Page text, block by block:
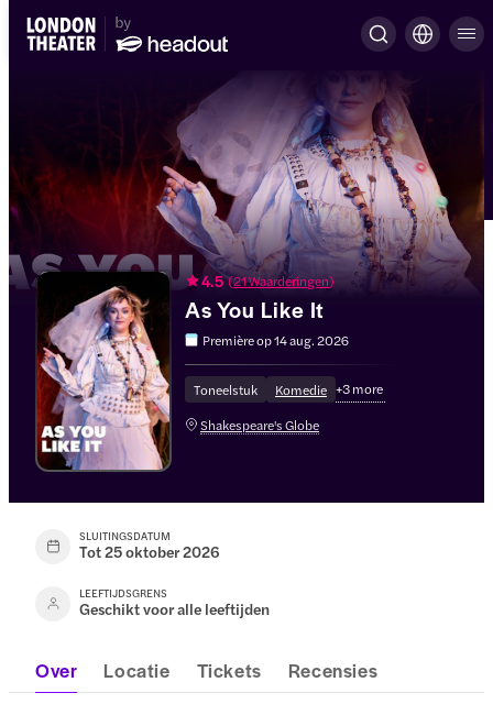
4.5 (21 Waarderingen)
As You Like It
Première op14 aug. 2026
Toneelstuk Komedie +3more
Shakespeare's Globe
SLUITINGSDATUM
Tot 25 oktober 2026
LEEFTIJDSGRENS
Geschikt voor alle leeftijden
Over Locatie Tickets Recensies